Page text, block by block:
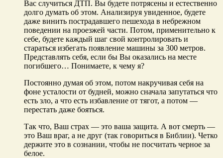
Вас случиться ДТП. Вы будете потрясены и естественно
долго думать об этом. Анализируя увиденное, будете
даже винить пострадавшего пешехода в небрежном
поведении на проезжей части. Потом, применительно к
себе, будете каждый шаг свой контролировать и
стараться избегать появление машины за 300 метров.
Представлять себя, если бы Вы оказались на месте
погибшего… Понимаете, к чему я?
Постоянно думая об этом, потом накручивая себя на
фоне усталости от будней, можно сначала запутаться что
есть зло, а что есть избавление от тягот, а потом —
перестать даже бояться.
Так что, Ваш страх — это ваша защита. А вот смерть —
это Ваш враг, а не друг (так говориться в Библии). Четко
держите это в сознании, чтобы не посчитать черное за
белое.